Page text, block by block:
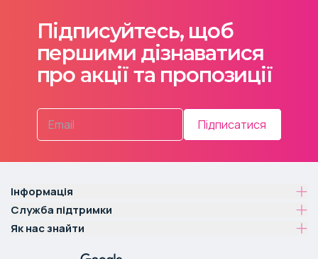
для тюнінгу Audi S7 C7
Facelift
Ця модель серії Audi S7 з кузовом ліфтбек випускалася у
винятками, сумісні з аксесуарами та деталями для
Audi S7
C8 2020та пізніших років випуску.
Аеродинамічний
Фари, повторювачі поворотів, денні ходові
Підписуйтесь, щоб
першими дізнаватися
про акції та пропозиції
Підписатися
Інформація
Служба підтримки
Як нас знайти